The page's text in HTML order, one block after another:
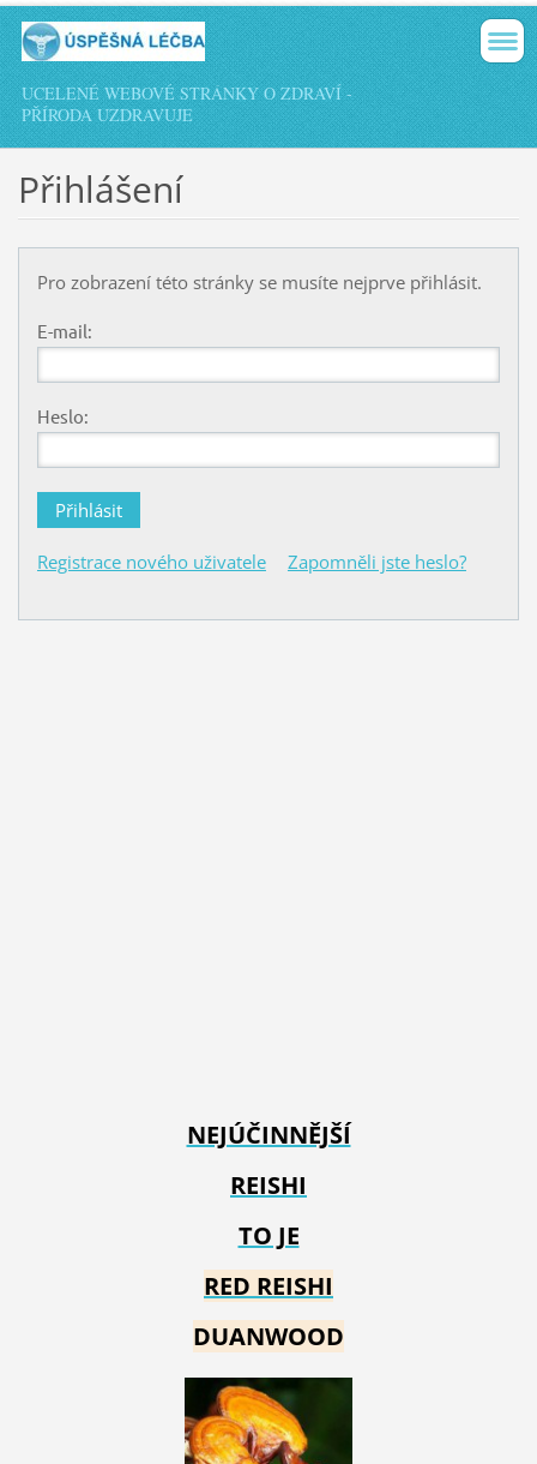
UCELENÉ WEBOVÉ STRÁNKY O ZDRAVÍ -
PŘÍRODA UZDRAVUJE
Přihlášení
Pro zobrazení této stránky se musíte nejprve přihlásit.
E-mail:
Heslo:
Registrace nového uživatele Zapomněli jste heslo?
NEJÚČINNĚJŠÍ
REISHI
TO JE
RED REISHI
DUANWOOD